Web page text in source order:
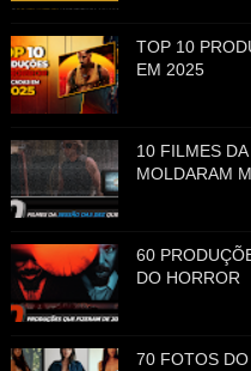
TOP 10
EM 2025
10 FILMES
MOLDARAM
60
DO HORROR
70 FOTOS